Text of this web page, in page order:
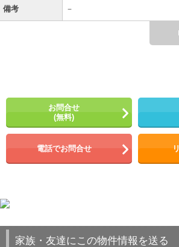
備考 －
お問合せ
(無料)
電話でお問合せ
家族・友達にこの物件情報を送る